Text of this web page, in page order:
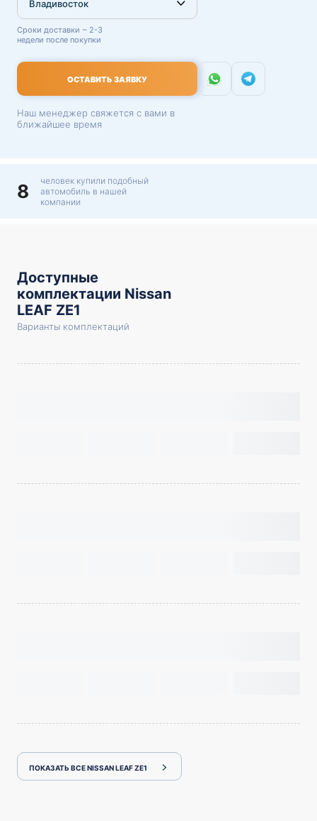
Сроки доставки ~ 2-3
недели после покупки
ОСТАВИТЬ ЗАЯВКУ
Наш менеджер свяжется с вами в
ближайшее время
8
человек купили подобный
автомобиль в нашей
компании
Доступные
комплектации Nissan
LEAF ZE1
Варианты комплектаций
ПОКАЗАТЬ ВСЕ NISSAN LEAF ZE1